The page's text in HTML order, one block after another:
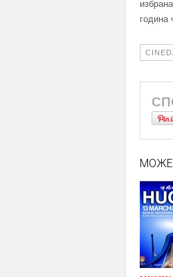
година